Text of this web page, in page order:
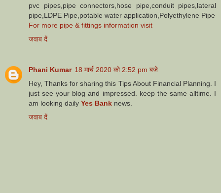
pvc pipes,pipe connectors,hose pipe,conduit pipes,lateral
pipe,LDPE Pipe,potable water application,Polyethylene Pipe
For more pipe & fittings information visit
जवाब दें
Phani Kumar 18 मार्च 2020 को 2:52 pm बजे
Hey, Thanks for sharing this Tips About Financial Planning. I
just see your blog and impressed. keep the same alltime. I
am looking daily Yes Bank news.
जवाब दें